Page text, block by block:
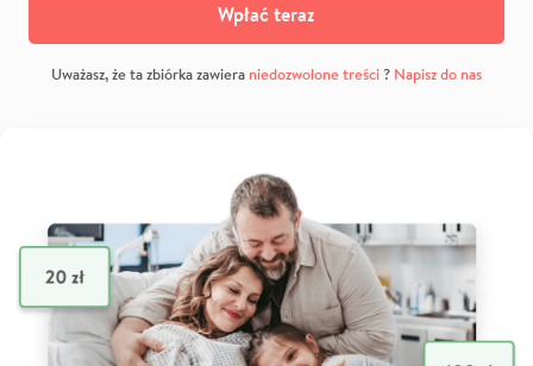
Wpłać teraz
Uważasz, że ta zbiórka zawiera niedozwolone treści? Napisz do nas